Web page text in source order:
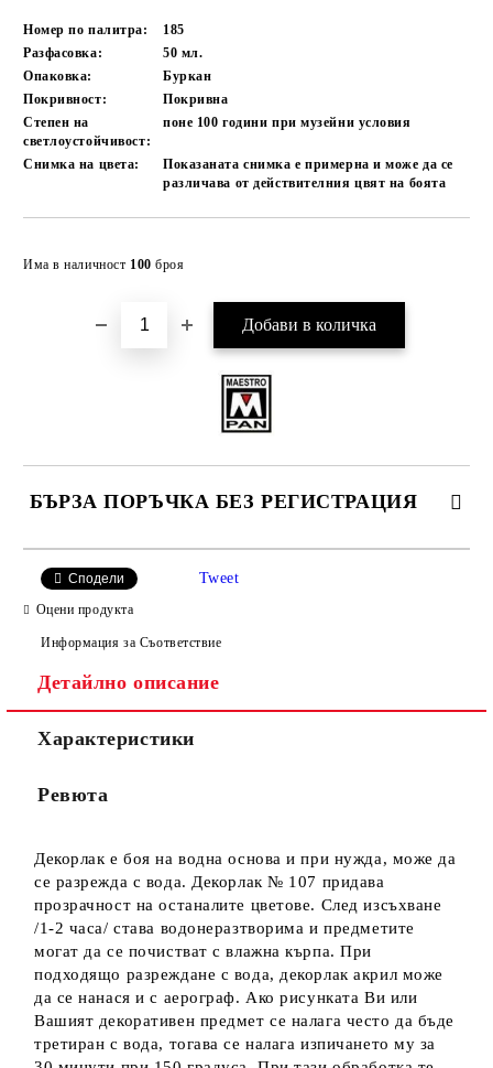
Номер по палитра:
185
Разфасовка:
50 мл.
Опаковка:
Буркан
Покривност:
Покривна
Степен на
светлоустойчивост:
поне 100години при музейни условия
Снимка на цвета:
Показаната снимка е примерна и може да се
различава от действителния цвят на боята
Има в наличност 100 броя
БЪРЗА ПОРЪЧКА БЕЗ РЕГИСТРАЦИЯ
Сподели Tweet
Оцени продукта
Информация за Съответствие
Детайлно описание
Характеристики
Ревюта
Декорлак е боя на водна основа и при нужда, може да
се разрежда с вода. Декорлак № 107 придава
прозрачност на останалите цветове. След изсъхване
/1-2 часа/ става водонеразтворима и предметите
могат да се почистват с влажна кърпа. При
подходящо разреждане с вода, декорлак акрил може
да се нанася и с аерограф. Ако рисунката Ви или
Вашият декоративен предмет се налага често да бъде
третиран с вода, тогава се налага изпичането му за